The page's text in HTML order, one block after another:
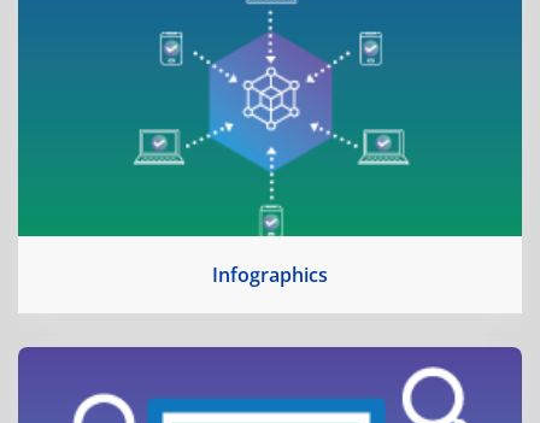
Infographics